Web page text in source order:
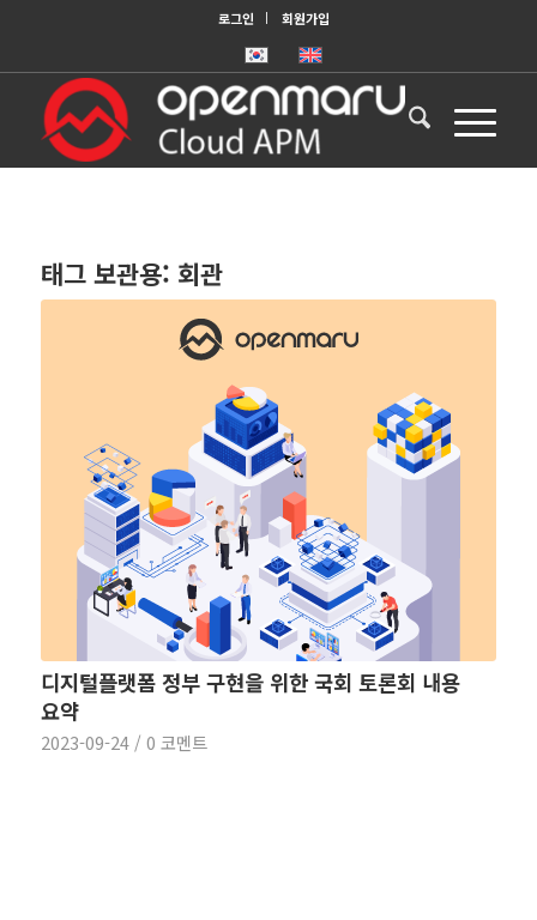
로그인 회원가입
태그 보관용: 회관
디지털플랫폼 정부 구현을 위한 국회 토론회 내용
요약
2023-09-24 / 0 코멘트